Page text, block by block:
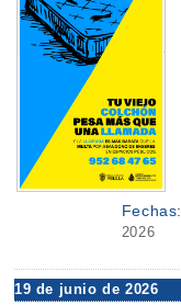
Fechas:
2026
19 de junio de 2026